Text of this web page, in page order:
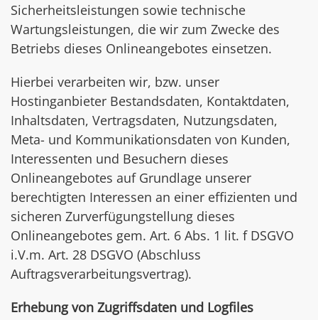
Sicherheitsleistungen sowie technische
Wartungsleistungen, die wir zum Zwecke des
Betriebs dieses Onlineangebotes einsetzen.
Hierbei verarbeiten wir, bzw. unser
Hostinganbieter Bestandsdaten, Kontaktdaten,
Inhaltsdaten, Vertragsdaten, Nutzungsdaten,
Meta- und Kommunikationsdaten von Kunden,
Interessenten und Besuchern dieses
Onlineangebotes auf Grundlage unserer
berechtigten Interessen an einer effizienten und
sicheren Zurverfügungstellung dieses
Onlineangebotes gem. Art. 6 Abs. 1 lit. f DSGVO
i.V.m. Art. 28 DSGVO (Abschluss
Auftragsverarbeitungsvertrag).
Erhebung von Zugriffsdaten und Logfiles